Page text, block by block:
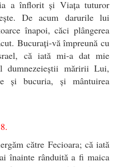
a înflorit și Viața tuturor
De acum darurile lui
înapoi, căci plângerea
Bucurați-vă împreună cu
că iată mi-a dat mie
dumnezeieștii măririi Lui,
și bucuria, și mântuirea
către Fecioara; că iată
înainte rânduită a fi maica